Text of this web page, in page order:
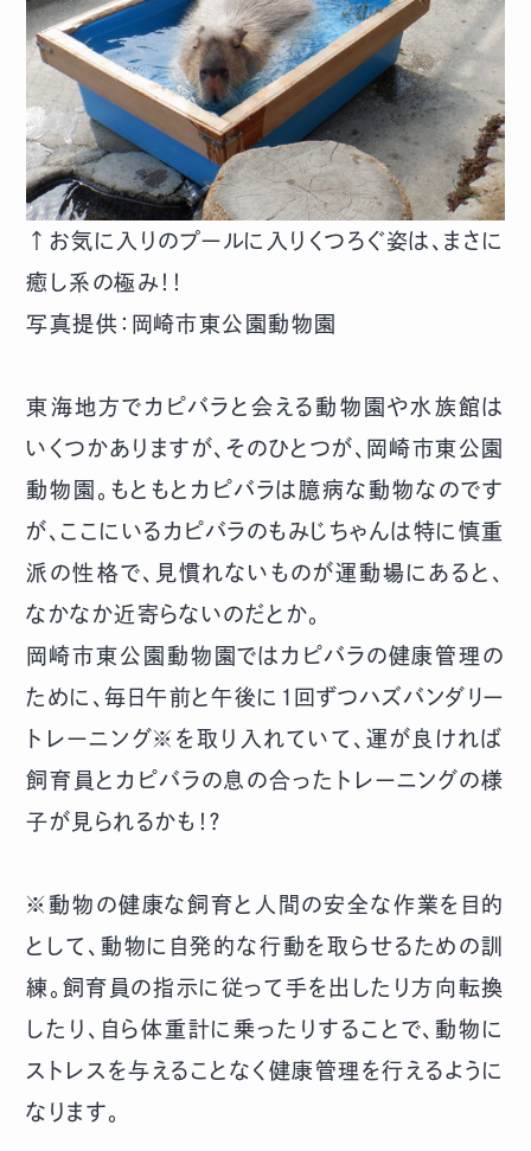
↑お気に入りのプールに入りくつろぐ姿は、まさに
癒し系の極み！！
写真提供：岡崎市東公園動物園
東海地方でカピバラと会える動物園や水族館は
いくつかありますが、そのひとつが、岡崎市東公園
動物園。もともとカピバラは臆病な動物なのです
が、ここにいるカピバラのもみじちゃんは特に慎重
派の性格で、見慣れないものが運動場にあると、
なかなか近寄らないのだとか。
岡崎市東公園動物園ではカピバラの健康管理の
ために、毎日午前と午後に１回ずつハズバンダリー
トレーニング※を取り入れていて、運が良ければ
飼育員とカピバラの息の合ったトレーニングの様
子が見られるかも！？
※動物の健康な飼育と人間の安全な作業を目的
として、動物に自発的な行動を取らせるための訓
練。飼育員の指示に従って手を出したり方向転換
したり、自ら体重計に乗ったりすることで、動物に
ストレスを与えることなく健康管理を行えるように
なります。